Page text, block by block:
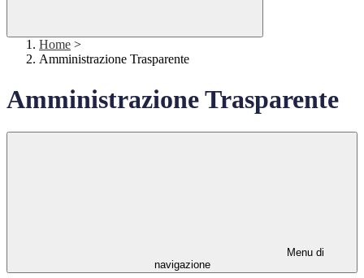
Home >
Amministrazione Trasparente
Amministrazione Trasparente
Menu di
navigazione